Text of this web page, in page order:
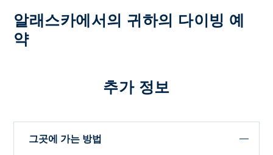
알래스카에서의 귀하의 다이빙 예
약
추가 정보
그곳에 가는 방법